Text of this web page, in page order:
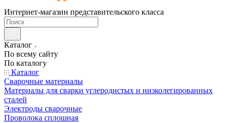
Интернет-магазин представительского класса
Каталог
По всему сайту
По каталогу
Каталог
Сварочные материалы
Материалы для сварки углеродистых и низколегированных
сталей
Электроды сварочные
Проволока сплошная